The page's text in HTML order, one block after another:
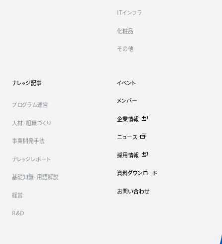
ITインフラ
化粧品
その他
ナレッジ記事
プログラム運営
人材・組織づくり
事業開発手法
ナレッジレポート
基礎知識・用語解説
経営
R&D
イベント
メンバー
企業情報
ニュース
採用情報
資料ダウンロード
お問い合わせ